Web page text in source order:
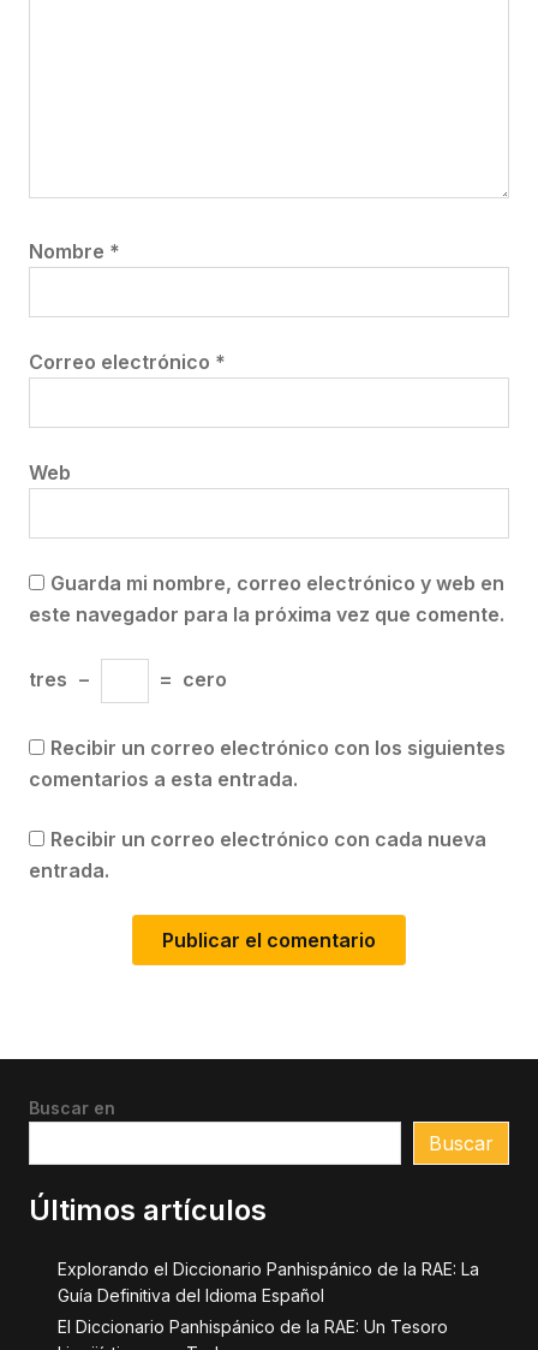
Nombre *
Correo electrónico *
Web
Guarda mi nombre, correo electrónico y web en
este navegador para la próxima vez que comente.
tres − = cero
Recibir un correo electrónico con los siguientes
comentarios a esta entrada.
Recibir un correo electrónico con cada nueva
entrada.
Buscar en
Buscar
Últimos artículos
Explorando el Diccionario Panhispánico de la RAE: La
Guía Definitiva del Idioma Español
El Diccionario Panhispánico de la RAE: Un Tesoro